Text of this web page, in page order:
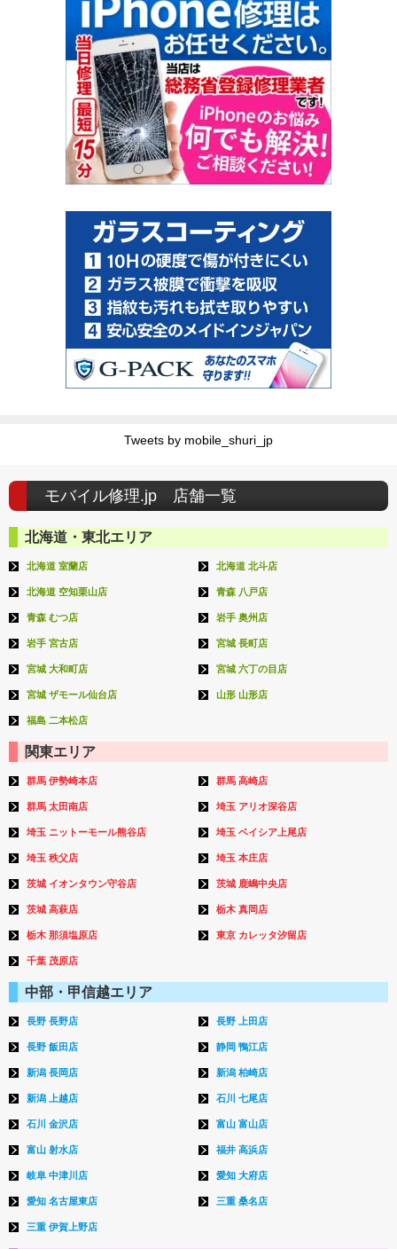
Tweets by mobile_shuri_jp
モバイル修理.jp 店舗一覧
北海道・東北エリア
北海道 室蘭店 北海道 北斗店
北海道 空知栗山店 青森 八戸店
青森 むつ店 岩手 奥州店
岩手 宮古店 宮城 長町店
宮城 大和町店 宮城 六丁の目店
宮城 ザモール仙台店 山形 山形店
福島 二本松店
関東エリア
群馬 伊勢崎本店 群馬 高崎店
群馬 太田南店 埼玉 アリオ深谷店
埼玉 ニットーモール熊谷店 埼玉 ベイシア上尾店
埼玉 秩父店 埼玉 本庄店
茨城 イオンタウン守谷店 茨城 鹿嶋中央店
茨城 高萩店 栃木 真岡店
栃木 那須塩原店 東京 カレッタ汐留店
千葉 茂原店
中部・甲信越エリア
長野 長野店 長野 上田店
長野 飯田店 静岡 鴨江店
新潟 長岡店 新潟 柏崎店
新潟 上越店 石川 七尾店
石川 金沢店 富山 富山店
富山 射水店 福井 高浜店
岐阜 中津川店 愛知 大府店
愛知 名古屋東店 三重 桑名店
三重 伊賀上野店